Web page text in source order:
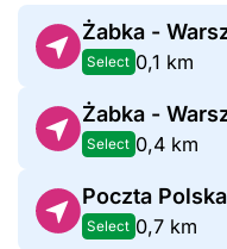
Select 0,1 km
Żabka -
Select 0,4 km
Poczta
Select 0,7 km